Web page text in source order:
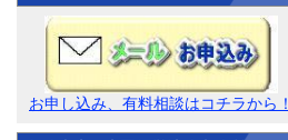
お申し込み、有料相談はコチラから！